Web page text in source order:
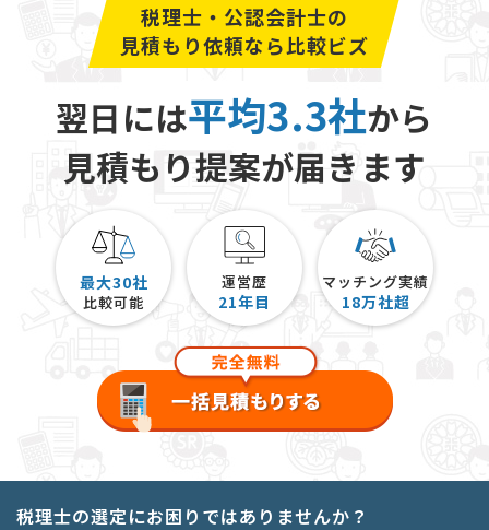
税理士・公認会計士の
見積もり依頼なら比較ビズ
翌日には平均3.3社から
見積もり提案が届きます
最大30社
比較可能
運営歴
21年目
マッチング実績
18万社超
税理士の選定にお困りではありませんか？